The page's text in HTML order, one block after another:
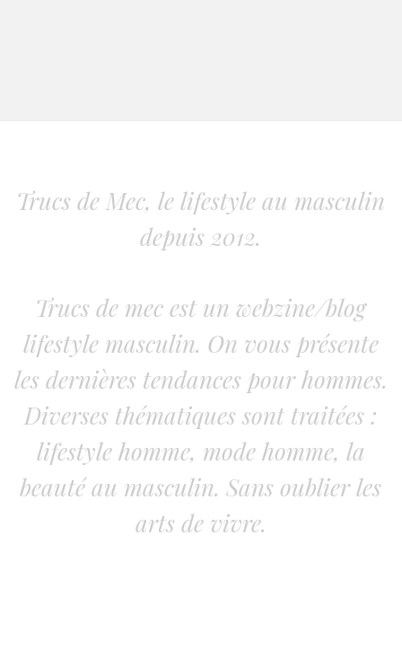
Trucs de Mec, le lifestyle au masculin
depuis 2012.
Trucs de mec est un webzine/blog
lifestyle masculin. On vous présente
les dernières tendances pour hommes.
Diverses thématiques sont traitées :
lifestyle homme, mode homme, la
beauté au masculin. Sans oublier les
arts de vivre.